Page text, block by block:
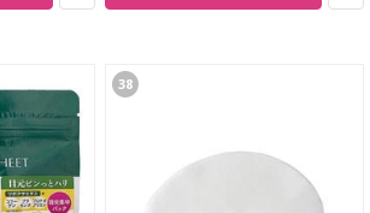
38